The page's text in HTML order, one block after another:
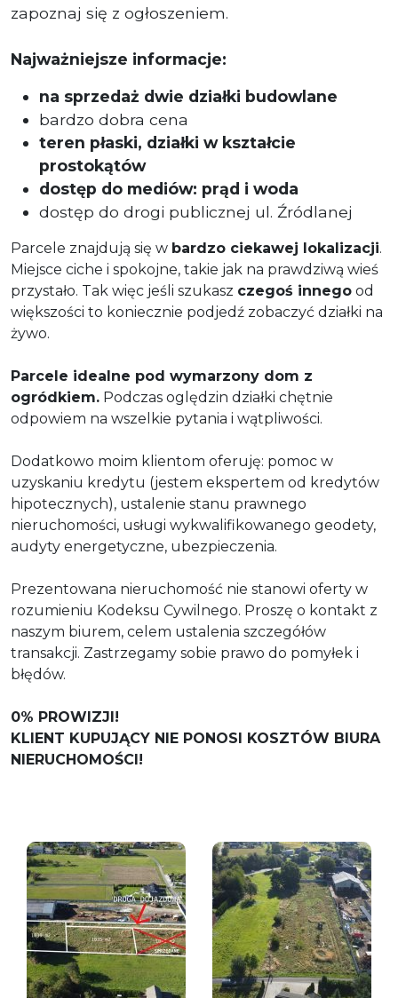
zapoznaj się z ogłoszeniem.
Najważniejsze informacje:
na sprzedaż dwie działki budowlane
bardzo dobra cena
teren płaski, działki w kształcie
prostokątów
dostęp do mediów: prąd i woda
dostęp do drogi publicznej ul. Źródlanej
Parcele znajdują się w bardzo ciekawej lokalizacji.
Miejsce ciche i spokojne, takie jak na prawdziwą wieś
przystało. Tak więc jeśli szukasz czegoś innego od
większości to koniecznie podjedź zobaczyć działki na
żywo.
Parcele idealne pod wymarzony dom z
ogródkiem. Podczas oględzin działki chętnie
odpowiem na wszelkie pytania i wątpliwości.
Dodatkowo moim klientom oferuję: pomoc w
uzyskaniu kredytu (jestem ekspertem od kredytów
hipotecznych), ustalenie stanu prawnego
nieruchomości, usługi wykwalifikowanego geodety,
audyty energetyczne, ubezpieczenia.
​Prezentowana nieruchomość nie stanowi oferty w
rozumieniu Kodeksu Cywilnego. Proszę o kontakt z
naszym biurem, celem ustalenia szczegółów
transakcji. Zastrzegamy sobie prawo do pomyłek i
błędów.
0% PROWIZJI!
KLIENT KUPUJĄCY NIE PONOSI KOSZTÓW BIURA
NIERUCHOMOŚCI!